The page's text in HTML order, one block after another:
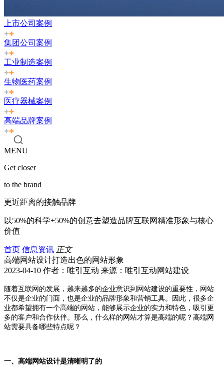
上市公司案例
集团公司案例
工业制造案例
生物医药案例
医疗器械案例
高端品牌案例
MENU
Get closer
to the brand
更近距离的接触品牌
以50%的科学+50%的创意去塑造品牌互联网精准形象与核心
价值
首页 信息资讯 正文
高端网站设计打造出色的网站形象
2023-04-10 作者：唯引互动 来源：唯引互动网站建设
随着互联网的发展，越来越多的企业意识到网站建设的重要性，网站
不仅是企业的门面，也是企业的品牌形象和营销工具。因此，很多企
业都希望拥有一个高端的网站，能够展示企业的实力和特色，吸引更
多的客户和合作伙伴。那么，什么样的网站才算是高端的呢？高端网
站需要具备哪些特点呢？
一、高端网站设计是清晰明了的